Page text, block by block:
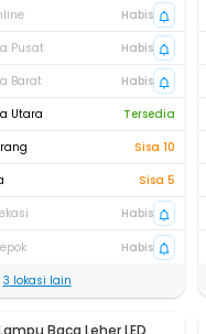
Habis
Pusat
Habis
Barat
Habis
Utara
Tersedia
Sisa 10
Sisa 5
Habis
Habis
3 lokasi lain
Baca Leher LED